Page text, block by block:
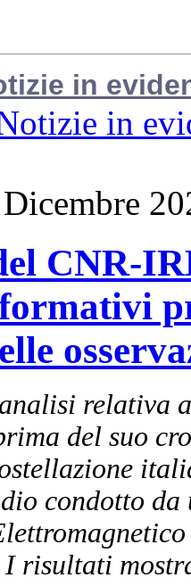
in
in
CNR-
relativa
del suo
condotto
I risultati